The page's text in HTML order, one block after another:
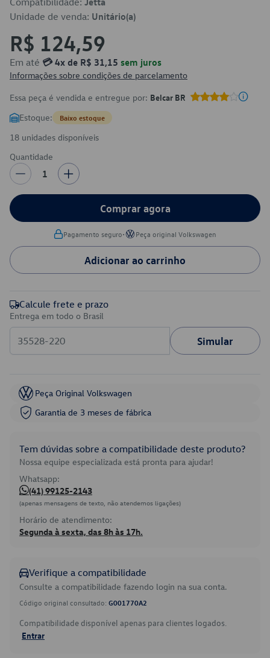
Unidade de venda: Unitário(a)
R$ 124,59
Em até 💳 4x de R$ 31,15 sem juros
Informações sobre condições de parcelamento
Essa peça é vendida e entregue por: Belcar BR
Estoque: Baixo estoque
18 unidades disponíveis
Quantidade
1
Comprar agora
Pagamento seguro• Peça original Volkswagen
Adicionar ao carrinho
Calcule frete e prazo
Entrega em todo o Brasil
Simular
Peça Original Volkswagen
Garantia de 3 meses de fábrica
Tem dúvidas sobre a compatibilidade deste produto?
Nossa equipe especializada está pronta para ajudar!
Whatsapp:
(41) 99125-2143
(apenas mensagens de texto, não atendemos ligações)
Horário de atendimento:
Segunda à sexta, das 8h às 17h.
Verifique a compatibilidade
Consulte a compatibilidade fazendo login na sua conta.
Código original consultado: G001770A2
Compatibilidade disponível apenas para clientes logados.
Entrar